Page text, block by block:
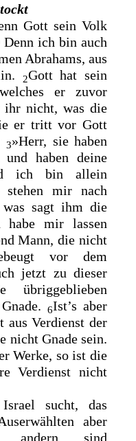
Gott sein Volk
Dennich bin auch
Abrahams, aus
2Gott hat sein
er zuvor
ihr nicht, was die
er tritt vor Gott
3»Herr, sie haben
und haben deine
ich bin allein
stehen mir nach
was sagt ihm die
habe mir lassen
Mann, die nicht
vor dem
jetzt zu dieser
6Ist’s aber
aus Verdienst der
nicht Gnade sein.
Werke, so ist die
Verdienst nicht
sucht, das
aber
andern sind